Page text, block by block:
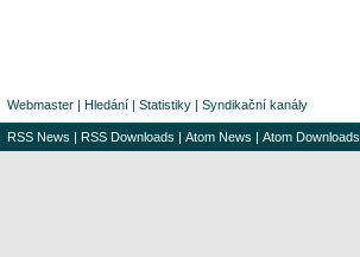
Webmaster | Hledání | Statistiky | Syndikační kanály
RSS News | RSS Downloads | Atom News | Atom Downloads